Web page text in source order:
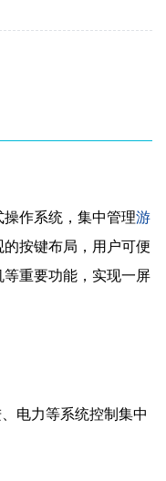
作系统，集中管理游
按键布局，用户可便
重要功能，实现一屏
电力等系统控制集中